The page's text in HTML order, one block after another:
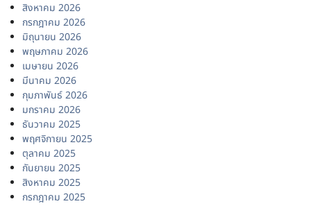
สิงหาคม 2026
กรกฎาคม 2026
มิถุนายน 2026
พฤษภาคม 2026
เมษายน 2026
มีนาคม 2026
กุมภาพันธ์ 2026
มกราคม 2026
ธันวาคม 2025
พฤศจิกายน 2025
ตุลาคม 2025
กันยายน 2025
สิงหาคม 2025
กรกฎาคม 2025